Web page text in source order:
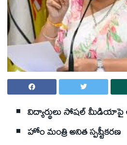
విద్యార్థులు సోషల్‌ మీడియాపై
హోం మంత్రి అనిత స్పష్టీకరణ